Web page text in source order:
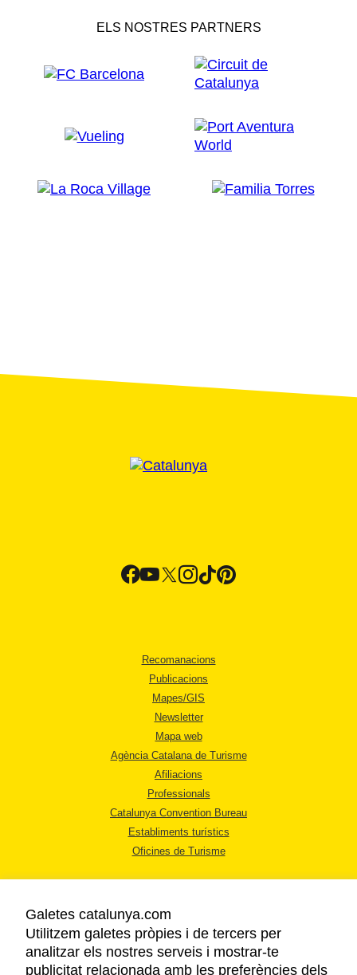
ELS NOSTRES PARTNERS
Recomanacions
Publicacions
Mapes/GIS
Newsletter
Mapa web
Agència Catalana de Turisme
Afiliacions
Professionals
Catalunya Convention Bureau
Establiments turístics
Oficines de Turisme
AVÍS LEGAL
Galetes catalunya.com
Utilitzem galetes pròpies i de tercers per
analitzar els nostres serveis i mostrar-te
publicitat relacionada amb les preferències dels